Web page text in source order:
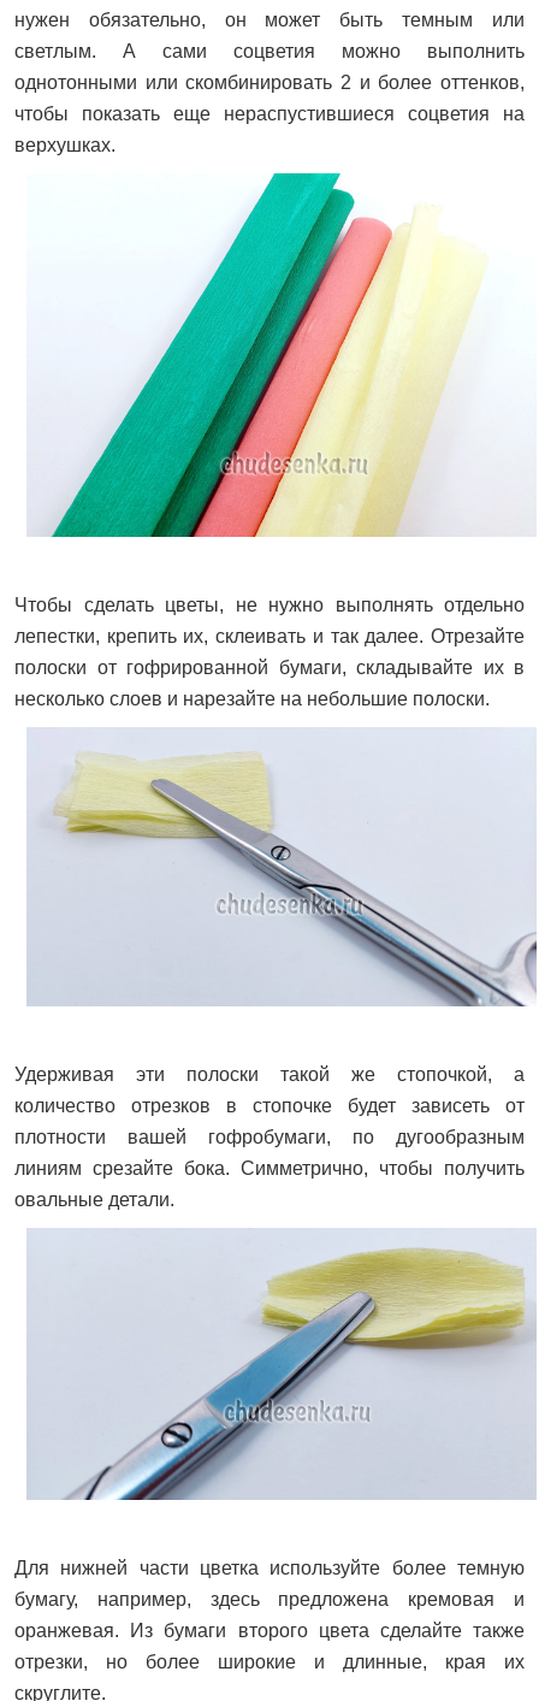
нужен обязательно, он может быть темным или
светлым. А сами соцветия можно выполнить
однотонными или скомбинировать 2 и более оттенков,
чтобы показать еще нераспустившиеся соцветия на
верхушках.
Чтобы сделать цветы, не нужно выполнять отдельно
лепестки, крепить их, склеивать и так далее. Отрезайте
полоски от гофрированной бумаги, складывайте их в
несколько слоев и нарезайте на небольшие полоски.
Удерживая эти полоски такой же стопочкой, а
количество отрезков в стопочке будет зависеть от
плотности вашей гофробумаги, по дугообразным
линиям срезайте бока. Симметрично, чтобы получить
овальные детали.
Для нижней части цветка используйте более темную
бумагу, например, здесь предложена кремовая и
оранжевая. Из бумаги второго цвета сделайте также
отрезки, но более широкие и длинные, края их
скруглите.